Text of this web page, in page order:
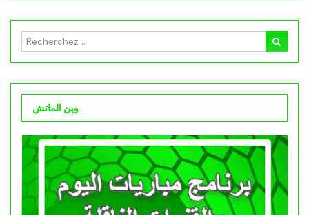
وين الماتش